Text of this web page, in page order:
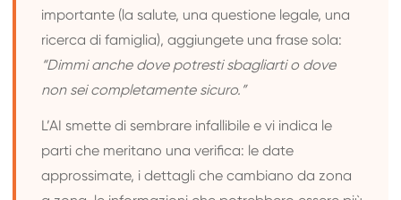
importante (la salute, una questione legale, una
ricerca di famiglia), aggiungete una frase sola:
“Dimmi anche dove potresti sbagliarti o dove
non sei completamente sicuro.”
L’AI smette di sembrare infallibile e vi indica le
parti che meritano una verifica: le date
approssimate, i dettagli che cambiano da zona